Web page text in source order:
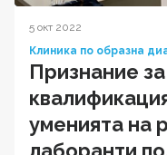
5 окт 2022
Клиника по образна
Признание
уменията на